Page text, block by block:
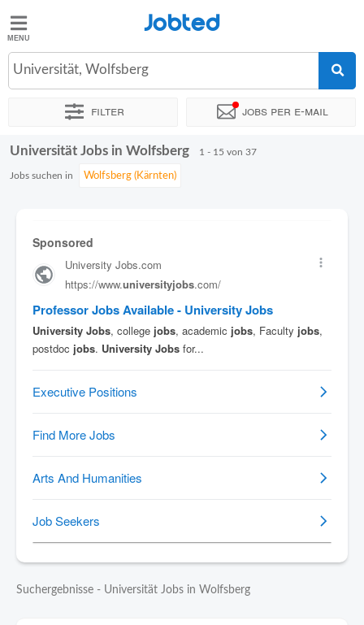
Jobted
Jobs
Jobted
Universität, Wolfsberg
Filter Jobs per e-mail
Sortieren nach Genauer Standort Unternehmen
Universität Jobs in Wolfsberg 1 - 15 von 37
Jobs suchen in
Suchergebnisse - Universität Jobs in Wolfsberg